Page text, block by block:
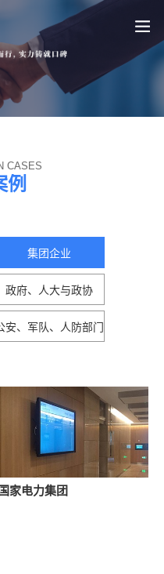
CASES
例
集团企业
政府、人大与政协
安、军队、人防部门
国家电力集团